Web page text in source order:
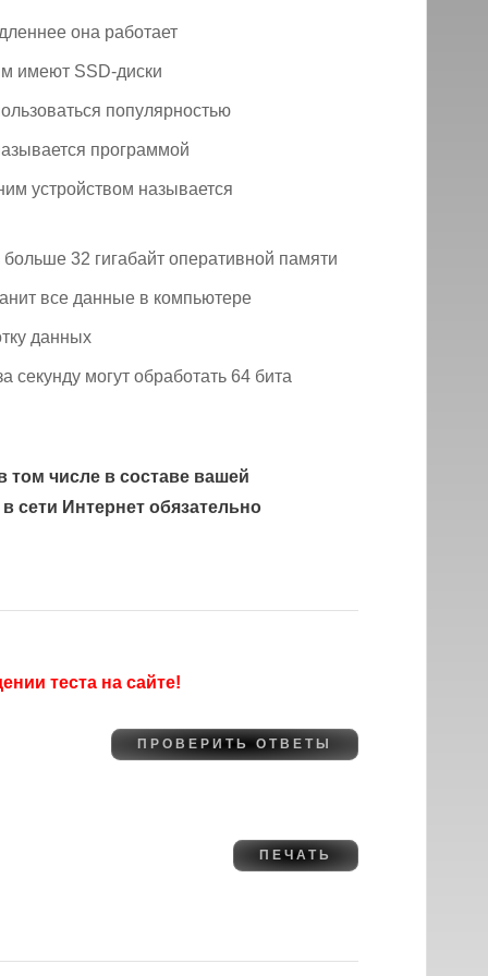
она работает
имеют SSD-диски
популярностью
программой
устройством называется
32 гигабайт оперативной памяти
все данные в компьютере
данных
могут обработать 64 бита
том числе в составе вашей
сети Интернет обязательно
теста на сайте!